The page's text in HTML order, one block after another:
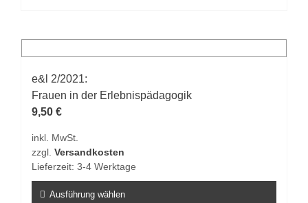
Varianten
auf.
Die
Optionen
auf
der
gewählt
e&l 2/2021:
Frauen in der Erlebnispädagogik
9,50 €
inkl. MwSt.
zzgl. Versandkosten
Lieferzeit: 3-4 Werktage
Ausführung wählen